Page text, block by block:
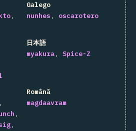
Galego
nunhes
oscarotero
日本語
myakura
Spice-Z
Română
magdaavram